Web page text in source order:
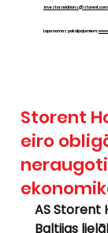
investor.relations@storent.com
Lapa nomas pakalpojumiem:
Storent
eiro
AS Storent
Baltijas